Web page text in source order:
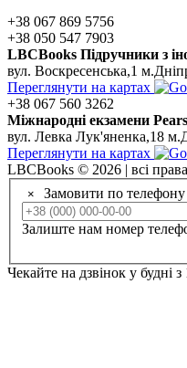
+38 067 869 5756
+38 050 547 7903
LBCBooks Підручники з
вул. Воскресенська,1
Переглянути на картах
+38 067 560 3262
Мiжнароднi екзамени
вул. Левка Лук'яненка,18
Переглянути на картах
LBCBooks © 2026 | всі
× Замовити по телефону
Залиште нам номер
Чекайте на дзвінок у будні